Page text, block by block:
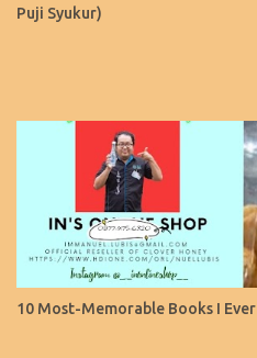
Puji Syukur)
10 Most-Memorable Books I Ever